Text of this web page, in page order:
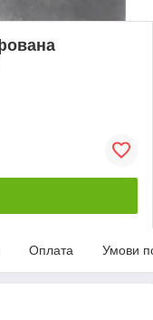
Оплата Умови